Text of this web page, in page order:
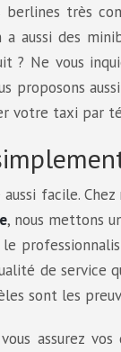
berlines très
a aussi des
? Ne vous
proposons
votre taxi par
aussi facile.
, nous mettons
le
de
sont les
assurez